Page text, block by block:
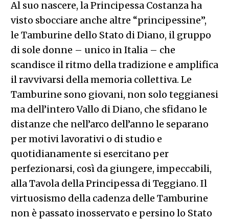
Al suo nascere, la Principessa Costanza ha
visto sbocciare anche altre “principessine”,
le Tamburine dello Stato di Diano, il gruppo
di sole donne – unico in Italia – che
scandisce il ritmo della tradizione e amplifica
il ravvivarsi della memoria collettiva. Le
Tamburine sono giovani, non solo teggianesi
ma dell’intero Vallo di Diano, che sfidano le
distanze che nell’arco dell’anno le separano
per motivi lavorativi o di studio e
quotidianamente si esercitano per
perfezionarsi, così da giungere, impeccabili,
alla Tavola della Principessa di Teggiano. Il
virtuosismo della cadenza delle Tamburine
non è passato inosservato e persino lo Stato